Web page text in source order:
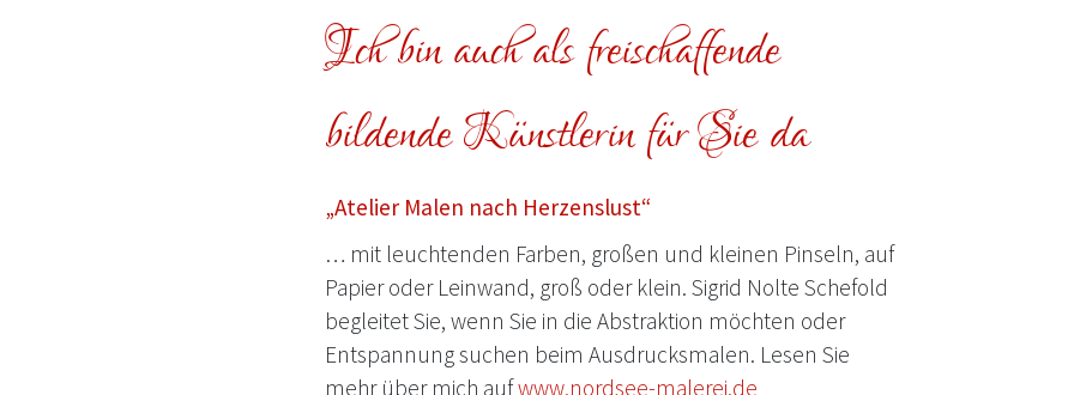
Ich bin auch als freischaffende
bildende Künstlerin für Sie da
„Atelier Malen nach Herzenslust“
… mit leuchtenden Farben, großen und kleinen Pinseln, auf
Papier oder Leinwand, groß oder klein. Sigrid Nolte Schefold
begleitet Sie, wenn Sie in die Abstraktion möchten oder
Entspannung suchen beim Ausdrucksmalen. Lesen Sie
mehr über mich aufwww.nordsee-malerei.de